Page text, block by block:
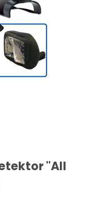
"All